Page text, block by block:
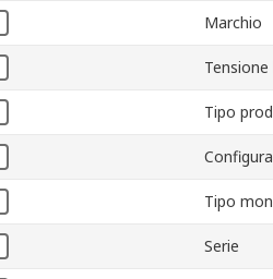
Marchio
Tipo
Tipo
Serie